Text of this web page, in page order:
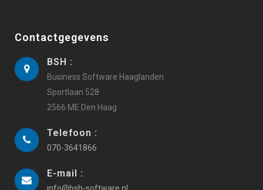
Contactgegevens
BSH :
Business Software Haaglanden
Sportlaan 528
2566 ME Den Haag
Telefoon :
070-3641866
E-mail :